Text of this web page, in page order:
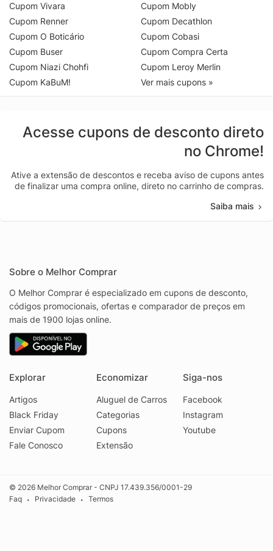
Cupom Vivara
Cupom Renner
Cupom O Boticário
Cupom Buser
Cupom Niazi Chohfi
Cupom KaBuM!
Cupom Mobly
Cupom Decathlon
Cupom Cobasi
Cupom Compra Certa
Cupom Leroy Merlin
Ver mais cupons »
Acesse cupons de desconto direto
no Chrome!
Ative a extensão de descontos e receba aviso de cupons antes
de finalizar uma compra online, direto no carrinho de compras.
Saiba mais
Sobre o Melhor Comprar
O Melhor Comprar é especializado em cupons de desconto,
códigos promocionais, ofertas e comparador de preços em
mais de 1900 lojas online.
Explorar
Artigos
Black Friday
Enviar Cupom
Fale Conosco
Economizar
Aluguel de Carros
Categorias
Cupons
Extensão
Siga-nos
Facebook
Instagram
Youtube
© 2026 Melhor Comprar - CNPJ 17.439.356/0001-29
Faq
• Privacidade • Termos